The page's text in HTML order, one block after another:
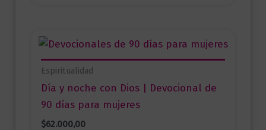
Espiritualidad
Día y noche con Dios | Devocional de
90 días para mujeres
$62.000,00